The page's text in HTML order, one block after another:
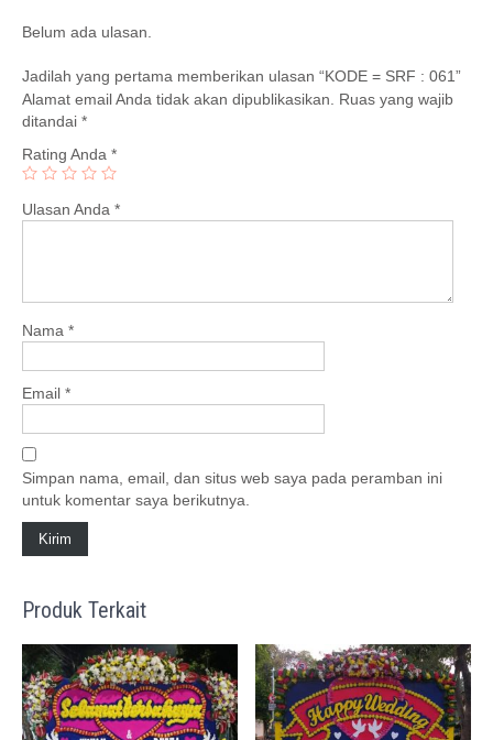
Belum ada ulasan.
Jadilah yang pertama memberikan ulasan “KODE = SRF : 061”
Alamat email Anda tidak akan dipublikasikan.
Ruas yang wajib
ditandai *
Rating Anda *
Ulasan Anda *
Nama *
Email *
Simpan nama, email, dan situs web saya pada peramban ini
untuk komentar saya berikutnya.
Produk Terkait